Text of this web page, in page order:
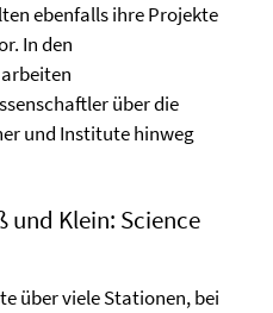
ebenfalls ihre Projekte
In den
über die
und Institute hinweg
und Klein: Science
über viele Stationen, bei